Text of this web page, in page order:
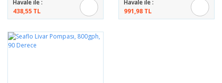
Havale ile :
438,55 TL
Havale ile :
991,98 TL